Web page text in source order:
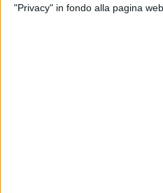
"Privacy" in fondo alla pagina
Il percorso completo prevede